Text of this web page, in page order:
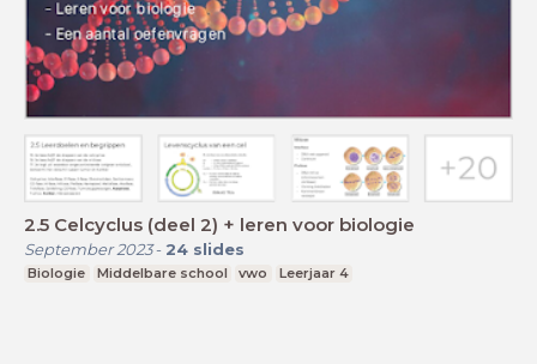
2.5 Celcyclus (deel 2) + leren voor biologie
September 2023- 24 slides
Biologie Middelbare school vwo Leerjaar 4